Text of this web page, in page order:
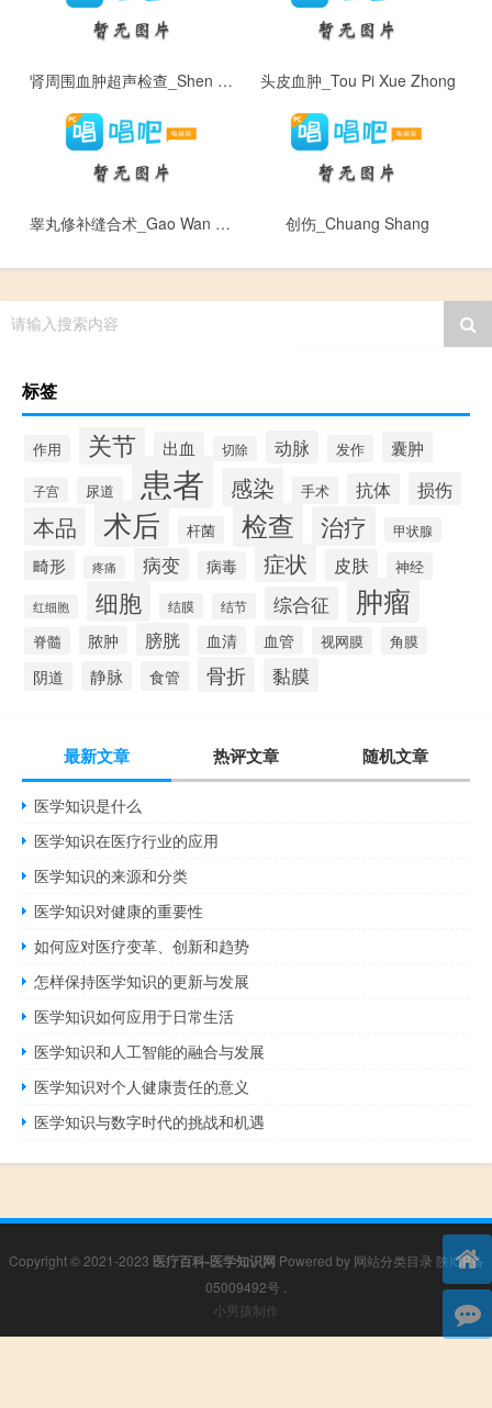
肾周围血肿超声检查_Shen Zhou Wei Xue Zhong Chao Sheng Jian Cha 头皮血肿_Tou Pi Xue Zhong
睾丸修补缝合术_Gao Wan Xiu Bu Feng He Shu 创伤_Chuang Shang
请输入搜索内容
标签
作用 关节 出血 切除 动脉 发作 囊肿
子宫 尿道 患者 感染 手术 抗体 损伤
本品 术后 杆菌 检查 治疗 甲状腺
畸形 疼痛 病变 病毒 症状 皮肤 神经
红细胞 细胞 结膜 结节 综合征 肿瘤
脊髓 脓肿 膀胱 血清 血管 视网膜 角膜
阴道 静脉 食管 骨折 黏膜
最新文章 热评文章 随机文章
医学知识是什么
医学知识在医疗行业的应用
医学知识的来源和分类
医学知识对健康的重要性
如何应对医疗变革、创新和趋势
怎样保持医学知识的更新与发展
医学知识如何应用于日常生活
医学知识和人工智能的融合与发展
医学知识对个人健康责任的意义
医学知识与数字时代的挑战和机遇
Copyright © 2021-2023 医疗百科-医学知识网 Powered by 网站分类目录 陕ICP备
05009492号
小男孩制作